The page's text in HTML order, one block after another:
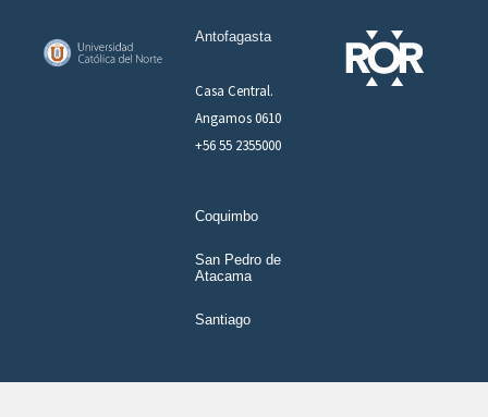
Antofagasta
Coquimbo
San Pedro de
Atacama
Santiago
Casa Central.
Angamos 0610
+56 55 2355000